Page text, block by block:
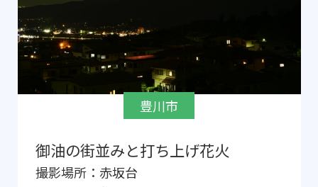
豊川市
御油の街並みと打ち上げ花火
撮影場所： 赤坂台